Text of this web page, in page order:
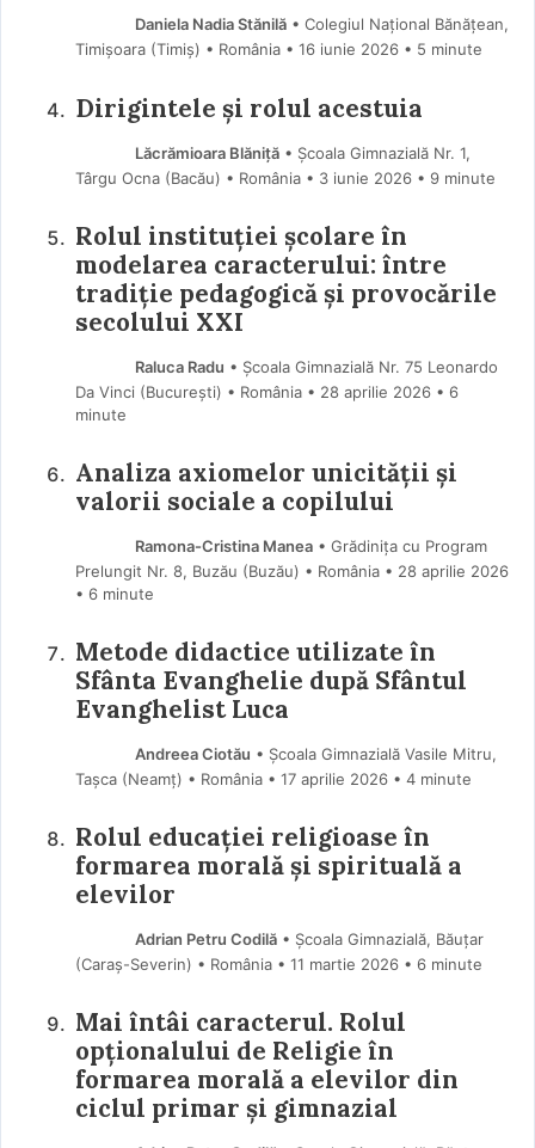
Daniela Nadia Stănilă• Colegiul Național Bănățean,
Timișoara (Timiş) • România
16 iunie 2026 • 5 minute
Dirigintele și rolul acestuia
Lăcrămioara Blăniță• Școala Gimnazială Nr. 1,
Târgu Ocna (Bacău) • România
3 iunie 2026 • 9 minute
Rolul instituției școlare în
modelarea caracterului: între
tradiție pedagogică și provocările
secolului XXI
Raluca Radu • Școala Gimnazială Nr. 75 Leonardo
Da Vinci (Bucureşti) • România
28 aprilie 2026 • 6
minute
Analiza axiomelor unicității și
valorii sociale a copilului
Ramona-Cristina Manea• Grădinița cu Program
Prelungit Nr. 8, Buzău (Buzău) • România
28 aprilie 2026
• 6 minute
Metode didactice utilizate în
Sfânta Evanghelie după Sfântul
Evanghelist Luca
Andreea Ciotău • Școala Gimnazială Vasile Mitru,
Tașca (Neamţ) • România
17 aprilie 2026 • 4 minute
Rolul educației religioase în
formarea morală și spirituală a
elevilor
Adrian Petru Codilă• Școala Gimnazială, Băuțar
(Caraş-Severin) • România
11 martie 2026 • 6 minute
Mai întâi caracterul. Rolul
opționalului de Religie în
formarea morală a elevilor din
ciclul primar și gimnazial